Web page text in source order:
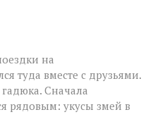
на
туда вместе с друзьями.
Сначала
рядовым: укусы змей в